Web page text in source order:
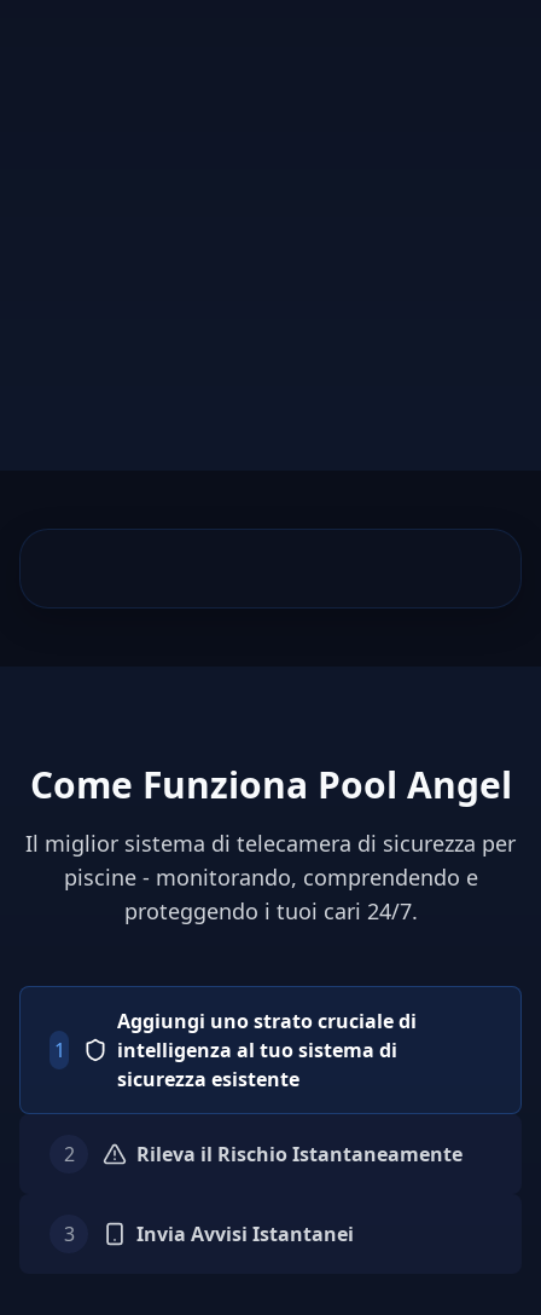
Come Funziona Pool Angel
Il miglior sistema di telecamera di sicurezza per
piscine - monitorando, comprendendo e
proteggendo i tuoi cari 24/7.
1
Aggiungi uno strato cruciale di
intelligenza al tuo sistema di
sicurezza esistente
2 Rileva il Rischio Istantaneamente
3 Invia Avvisi Istantanei